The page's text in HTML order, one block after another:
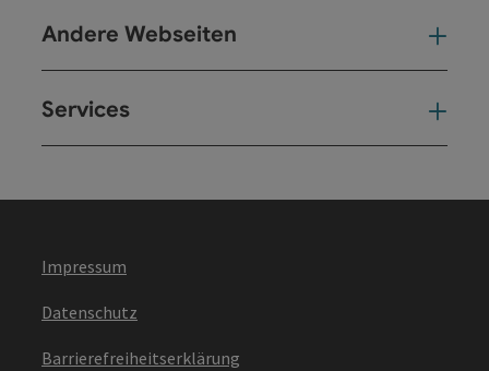
Andere Webseiten
Services
Impressum
Datenschutz
Barrierefreiheitserklärung